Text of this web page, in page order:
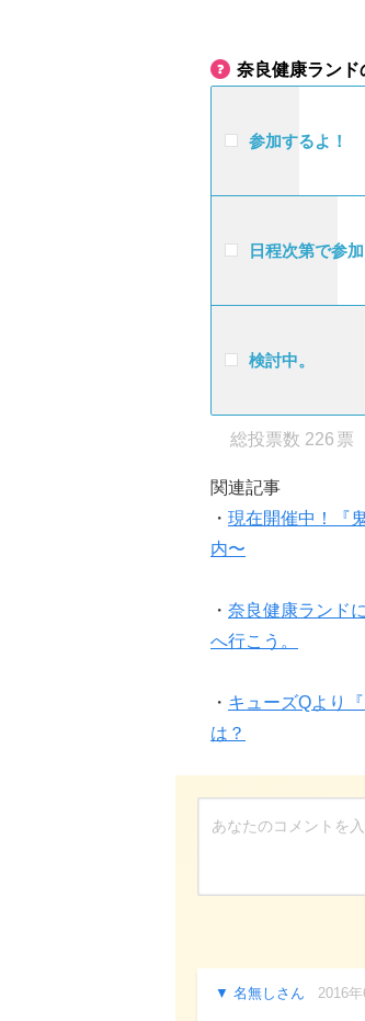
奈良健康ランド
参加するよ！
日程次第で参加
検討中。
226
関連記事
・ 現在開催中！『
内〜
・ 奈良健康ランド
へ行こう。
・ キューズQより
は？
名無しさん 2016